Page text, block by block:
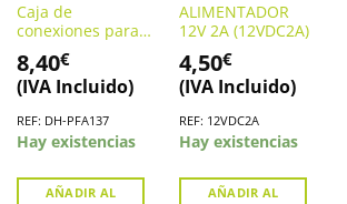
Caja de
conexiones para
cámaras domo
DAHUA. DH-
PFA137
8,40€
(IVA Incluido)
REF: DH-PFA137
Hay existencias
AÑADIR AL
ALIMENTADOR
12V 2A (12VDC2A)
4,50€
(IVA Incluido)
REF: 12VDC2A
Hay existencias
AÑADIR AL